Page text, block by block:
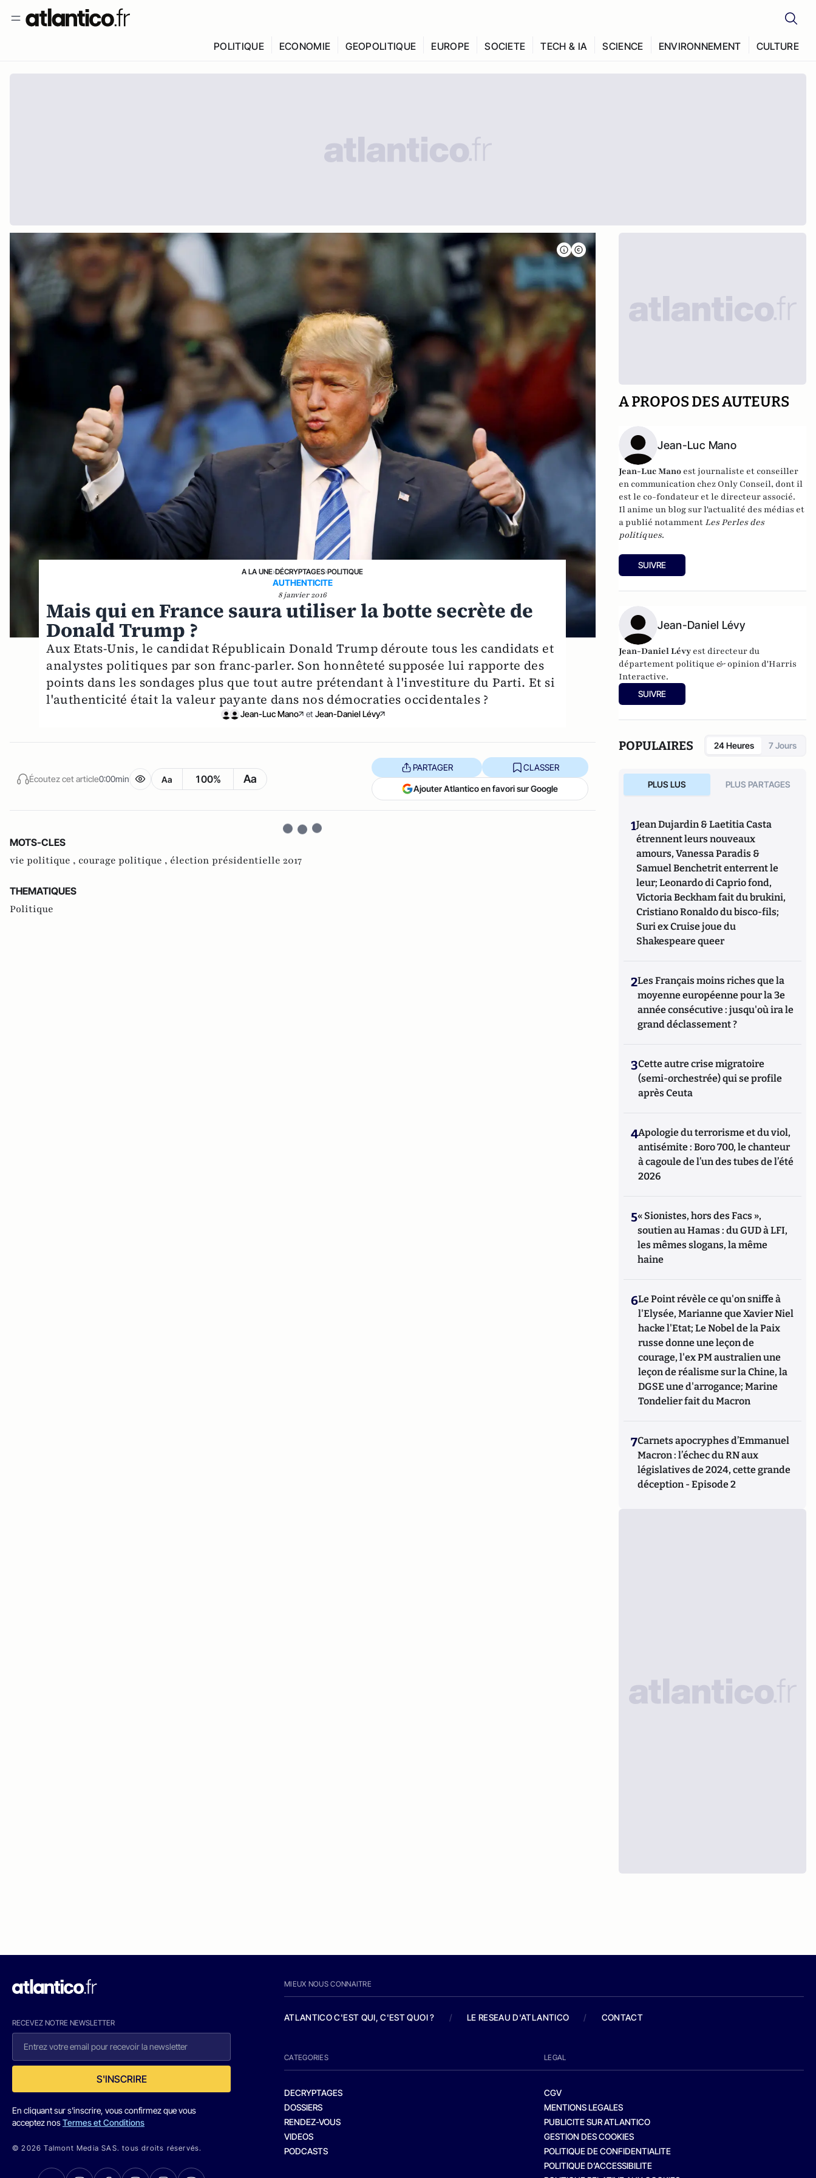
POLITIQUE ECONOMIE GEOPOLITIQUE EUROPE SOCIETE TECH & IA SCIENCE ENVIRONNEMENT CULTURE
A LA UNE›DÉCRYPTAGES›POLITIQUE
AUTHENTICITE
8 janvier 2016
Mais qui en France saura utiliser la botte secrète de
Donald Trump ?
Aux Etats-Unis, le candidat Républicain Donald Trump déroute tous les candidats et
analystes politiques par son franc-parler. Son honnêteté supposée lui rapporte des
points dans les sondages plus que tout autre prétendant à l'investiture du Parti. Et si
l'authenticité était la valeur payante dans nos démocraties occidentales ?
Jean-Luc Mano et Jean-Daniel Lévy
Écoutez cet article0:00min Aa 100% Aa
PARTAGER CLASSER
Ajouter Atlantico en favori sur Google
MOTS-CLES
vie politique , courage politique , élection présidentielle 2017
THEMATIQUES
Politique
A PROPOS DES AUTEURS
Jean-Luc Mano
Jean-Luc Mano est journaliste et conseiller
en communication chez Only Conseil, dont il
est le co-fondateur et le directeur associé.
Il anime unblog sur l'actualité des médias et
a publié notamment Les Perles des
politiques.
SUIVRE
Jean-Daniel Lévy
Jean-Daniel Lévy est directeur du
département politique & opinion d'Harris
Interactive.
SUIVRE
POPULAIRES 24 Heures 7 Jours
PLUS LUS PLUS PARTAGES
1Jean Dujardin & Laetitia Casta
étrennent leurs nouveaux
amours, Vanessa Paradis &
Samuel Benchetrit enterrent le
leur; Leonardo di Caprio fond,
Victoria Beckham fait du brukini,
Cristiano Ronaldo du bisco-fils;
Suri ex Cruise joue du
Shakespeare queer
2Les Français moins riches que la
moyenne européenne pour la 3e
année consécutive : jusqu'où ira le
grand déclassement ?
3Cette autre crise migratoire
(semi-orchestrée) qui se profile
après Ceuta
4Apologie du terrorisme et du viol,
antisémite : Boro 700, le chanteur
à cagoule de l’un des tubes de l’été
2026
5« Sionistes, hors des Facs »,
soutien au Hamas : du GUD à LFI,
les mêmes slogans, la même
haine
6Le Point révèle ce qu'on sniffe à
l'Elysée, Marianne que Xavier Niel
hacke l'Etat; Le Nobel de la Paix
russe donne une leçon de
courage, l'ex PM australien une
leçon de réalisme sur la Chine, la
DGSE une d'arrogance; Marine
Tondelier fait du Macron
7Carnets apocryphes d’Emmanuel
Macron : l’échec du RN aux
législatives de 2024, cette grande
déception - Episode 2
RECEVEZ NOTRE NEWSLETTER
S'INSCRIRE
En cliquant sur s'inscrire, vous confirmez que vous
acceptez nosTermes et Conditions
© 2026 Talmont Media SAS. tous droits réservés.
MIEUX NOUS CONNAITRE
ATLANTICO C'EST QUI, C'EST QUOI ? / LE RESEAU D'ATLANTICO / CONTACT
CATEGORIES
DECRYPTAGES
DOSSIERS
RENDEZ-VOUS
VIDEOS
PODCASTS
LEGAL
CGV
MENTIONS LEGALES
PUBLICITE SUR ATLANTICO
GESTION DES COOKIES
POLITIQUE DE CONFIDENTIALITE
POLITIQUE D’ACCESSIBILITE